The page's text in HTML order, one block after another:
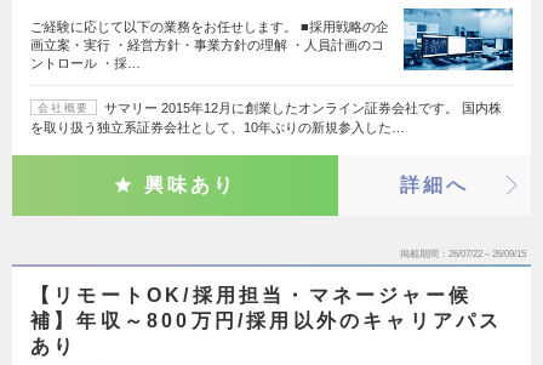
ご経験に応じて以下の業務をお任せします。 ■採用戦略の企
画立案・実行 ・経営方針・事業方針の理解 ・人員計画のコ
ントロール ・採…
会社概要
サマリー 2015年12月に創業したオンライン証券会社です。 国内株
を取り扱う独立系証券会社として、10年ぶりの新規参入した…
興味あり 詳細へ
掲載期間 26/07/22～26/09/15
【リモートOK/採用担当・マネージャー候
補】年収～800万円/採用以外のキャリアパス
あり